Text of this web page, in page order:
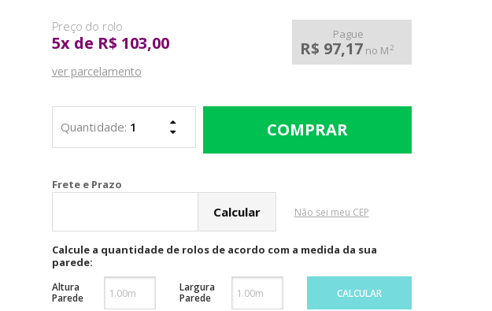
5xde R$ 103,00 Pague
R$ 97,17 no M2
ver parcelamento
Não sei meu CEP
Calcule a quantidade de rolos de acordo com a medida da sua
parede:
Altura
Parede
Largura
Parede
CALCULAR